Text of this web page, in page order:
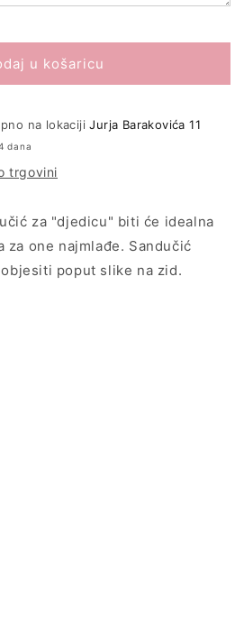
u košaricu
na lokacijiJurja Barakovića 11
dana
trgovini
za "djedicu" biti će idealna
za one najmlađe. Sandučić
poput slike na zid.